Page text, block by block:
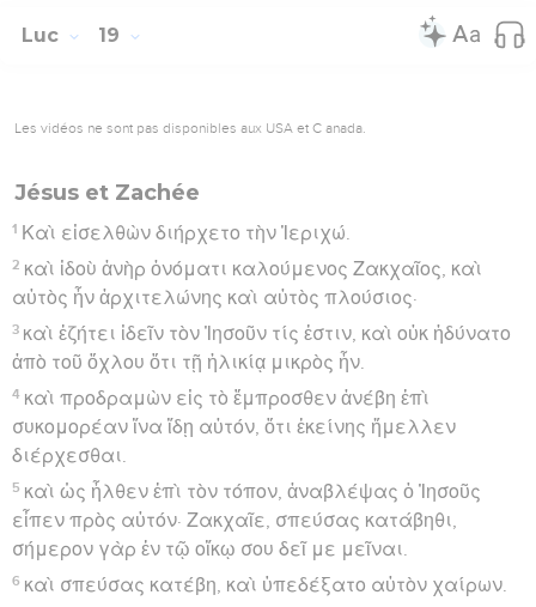
Luc 19
Les vidéos ne sont pas disponibles aux USA et C anada.
Jésus et Zachée
1 Καὶ εἰσελθὼν διήρχετο τὴν Ἰεριχώ.
2 καὶ ἰδοὺ ἀνὴρ ὀνόματι καλούμενος Ζακχαῖος, καὶ
αὐτὸς ἦν ἀρχιτελώνης καὶ αὐτὸς πλούσιος·
3 καὶ ἐζήτει ἰδεῖν τὸν Ἰησοῦν τίς ἐστιν, καὶ οὐκ ἠδύνατο
ἀπὸ τοῦ ὄχλου ὅτι τῇ ἡλικίᾳ μικρὸς ἦν.
4 καὶ προδραμὼν εἰς τὸ ἔμπροσθεν ἀνέβη ἐπὶ
συκομορέαν ἵνα ἴδῃ αὐτόν, ὅτι ἐκείνης ἤμελλεν
διέρχεσθαι.
5 καὶ ὡς ἦλθεν ἐπὶ τὸν τόπον, ἀναβλέψας ὁ Ἰησοῦς
εἶπεν πρὸς αὐτόν· Ζακχαῖε, σπεύσας κατάβηθι,
σήμερον γὰρ ἐν τῷ οἴκῳ σου δεῖ με μεῖναι.
6 καὶ σπεύσας κατέβη, καὶ ὑπεδέξατο αὐτὸν χαίρων.